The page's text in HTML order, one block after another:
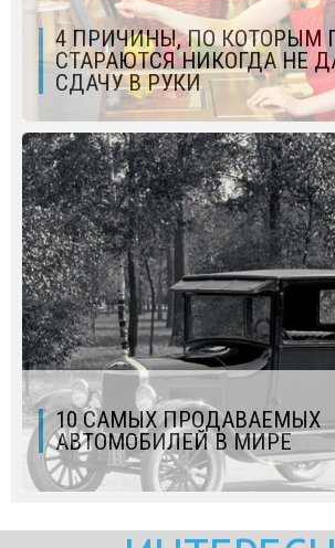
4 ПРИЧИНЫ, ПО КОТОРЫМ
СТАРАЮТСЯ НИКОГДА НЕ
СДАЧУ В РУКИ
10 САМЫХ ПРОДАВАЕМЫХ
АВТОМОБИЛЕЙ В МИРЕ